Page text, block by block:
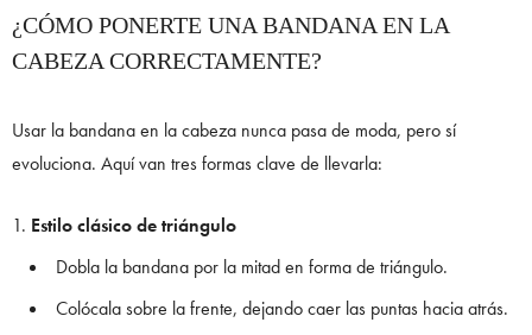
¿CÓMO PONERTE UNA BANDANA EN LA
CABEZA CORRECTAMENTE?
Usar la bandana en la cabeza nunca pasa de moda, pero sí
evoluciona. Aquí van tres formas clave de llevarla:
Estilo clásico de triángulo
Dobla la bandana por la mitad en forma de triángulo.
Colócala sobre la frente, dejando caer las puntas hacia atrás.